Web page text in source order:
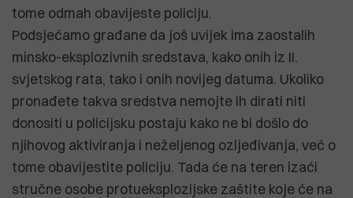
tome odmah obavijeste policiju.
Podsjećamo građane da još uvijek ima zaostalih
minsko-eksplozivnih sredstava, kako onih iz II.
svjetskog rata, tako i onih novijeg datuma. Ukoliko
pronađete takva sredstva nemojte ih dirati niti
donositi u policijsku postaju kako ne bi došlo do
njihovog aktiviranja i neželjenog ozljeđivanja, već o
tome obavijestite policiju. Tada će na teren izaći
stručne osobe protueksplozijske zaštite koje će na